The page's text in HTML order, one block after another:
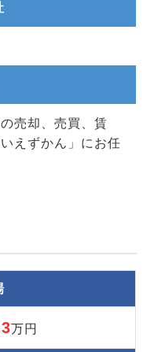
売却、売買、賃
えずかん」にお任
万円